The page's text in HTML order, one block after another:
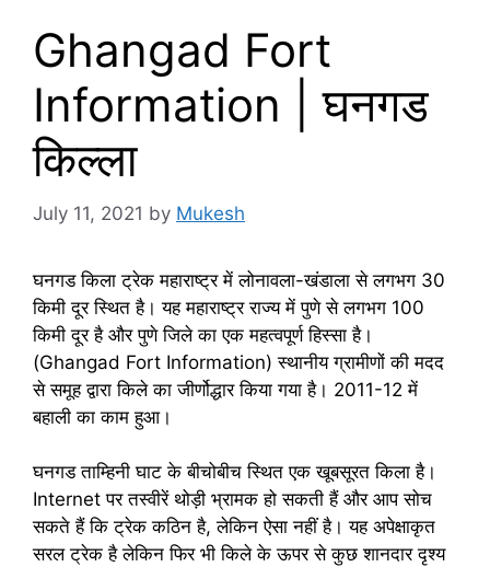
Ghangad Fort
Information | घनगड
किल्ला
July 11, 2021 by Mukesh
घनगड किला ट्रेक महाराष्ट्र में लोनावला-खंडाला से लगभग 30
किमी दूर स्थित है। यह महाराष्ट्र राज्य में पुणे से लगभग 100
किमी दूर है और पुणे जिले का एक महत्वपूर्ण हिस्सा है।
(Ghangad Fort Information) स्थानीय ग्रामीणों की मदद
से समूह द्वारा किले का जीर्णोद्धार किया गया है। 2011-12 में
बहाली का काम हुआ।
घनगड ताम्हिनी घाट के बीचोबीच स्थित एक खूबसूरत किला है।
Internet पर तस्वीरें थोड़ी भ्रामक हो सकती हैं और आप सोच
सकते हैं कि ट्रेक कठिन है, लेकिन ऐसा नहीं है। यह अपेक्षाकृत
सरल ट्रेक है लेकिन फिर भी किले के ऊपर से कुछ शानदार दृश्य